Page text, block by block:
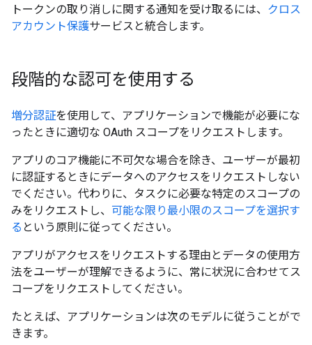
トークンの取り消しに関する通知を受け取るには、 クロス
アカウント保護サービスと統合します。
段階的な認可を使用する
増分認証を使用して、アプリケーションで機能が必要にな
ったときに適切な OAuth スコープをリクエストします。
アプリのコア機能に不可欠な場合を除き、ユーザーが最初
に認証するときにデータへのアクセスをリクエストしない
でください。代わりに、タスクに必要な特定のスコープの
みをリクエストし、 可能な限り最小限のスコープを選択す
る という原則に従ってください。
アプリがアクセスをリクエストする理由とデータの使用方
法をユーザーが理解できるように、常に状況に合わせてス
コープをリクエストしてください。
たとえば、アプリケーションは次のモデルに従うことがで
きます。